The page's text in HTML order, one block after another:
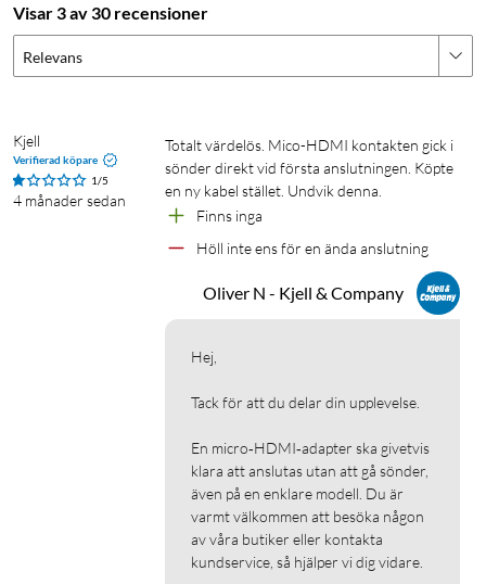
Visar 3 av 30 recensioner
Relevans
Kjell
Verifierad köpare
1/5
4 månader sedan
Totalt värdelös. Mico-HDMI kontakten gick i
sönder direkt vid första anslutningen. Köpte
en ny kabel stället. Undvik denna.
Finns inga
Höll inte ens för en ända anslutning
Oliver N - Kjell & Company
Hej,
Tack för att du delar din upplevelse.
En micro‑HDMI‑adapter ska givetvis
klara att anslutas utan att gå sönder,
även på en enklare modell. Du är
varmt välkommen att besöka någon
av våra butiker eller kontakta
kundservice, så hjälper vi dig vidare.